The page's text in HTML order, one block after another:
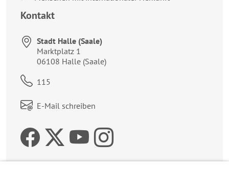
Kontakt
Stadt Halle (Saale)
Anschrift:
Marktplatz 1
06108 Halle (Saale)
Telefon:
115
Link zum Kontaktformular:
E-Mail schreiben
Zur Facebookseite
Zum
ZurZur